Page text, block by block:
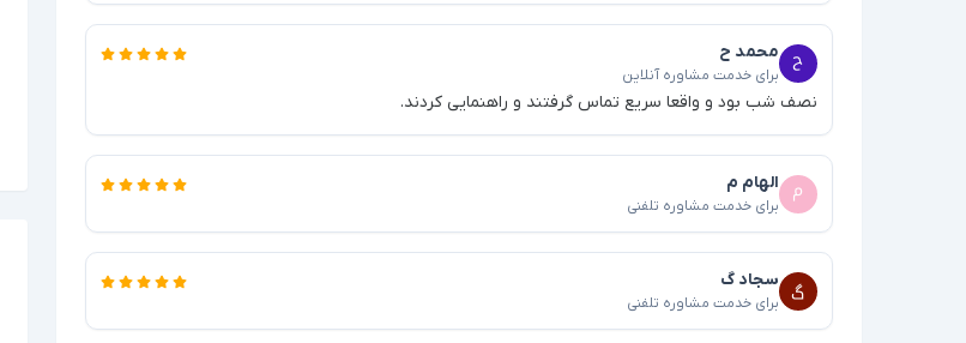
محمد ح
برای خدمت مشاوره آنلاین
نصف شب بود و واقعا سریع تماس گرفتند و راهنمایی کردند.
الهام م
برای خدمت مشاوره تلفنی
سجاد گ
برای خدمت مشاوره تلفنی